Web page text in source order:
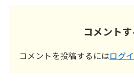
コメントす
コメントを投稿するにはログ